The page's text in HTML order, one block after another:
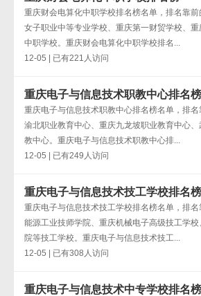
重庆财会电算化中职学校排名榜名单，排名靠
女子职业中等专业学校、重庆第一财贸学校、
中职学校。重庆财会电算化中职学校排名...
12-05 | 已有221人访问
重庆电子与信息技术职教中心排名榜
重庆电子与信息技术职教中心排名榜名单，排
渝北职业教育中心、重庆九龙坡职业教育中心
教中心。重庆电子与信息技术职教中心排...
12-05 | 已有249人访问
重庆电子与信息技术技工学校排名榜
重庆电子与信息技术技工学校排名榜名单，排
能源工业技师学院、重庆机械电子高级技工学
院等技工学校。重庆电子与信息技术技工...
12-05 | 已有308人访问
重庆电子与信息技术中专学校排名榜